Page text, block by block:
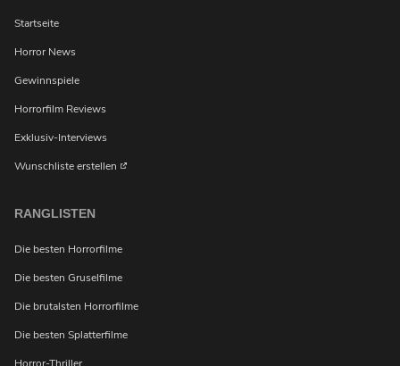
Startseite
Horror News
Gewinnspiele
Horrorfilm Reviews
Exklusiv-Interviews
Wunschliste erstellen
RANGLISTEN
Die besten Horrorfilme
Die besten Gruselfilme
Die brutalsten Horrorfilme
Die besten Splatterfilme
Möchtest du bei Neuigkeiten über Horrorfilme von